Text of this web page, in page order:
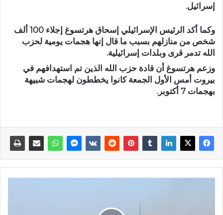
إسرائيل.
وكما أكد الرئيس الإسرائيلي إسحاق هرتسوغ إجلاء 100 ألف
شخص من منازلهم بسبب ما قال إنها هجمات يومية لحزب
الله تدمر قرى وبلدات إسرائيلية.
وزعم هرتسوغ أن قادة حزب الله الذين تم استهدافهم في
بيروت أمس الأول الجمعة كانوا يخططون لهجمات شبيهة
بهجمات 7 أكتوبر.